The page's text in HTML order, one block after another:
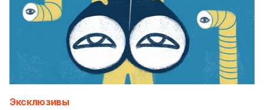
Эксклюзивы